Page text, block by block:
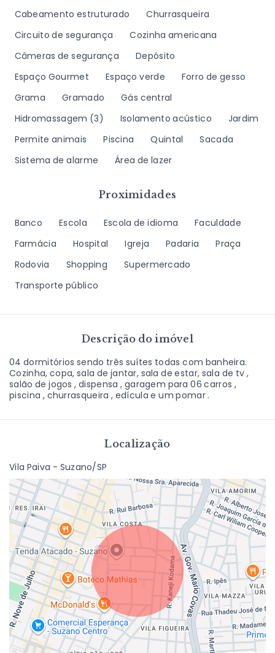
Cabeamento estruturado
Churrasqueira
Circuito de segurança
Cozinha americana
Câmeras de segurança
Depósito
Espaço Gourmet
Espaço verde
Forro de gesso
Grama
Gramado
Gás central
Hidromassagem (3) Isolamento acústico
Jardim
Permite animais
Piscina Quintal
Sacada
Sistema de alarme
Área de lazer
Proximidades
Banco Escola Escola de idioma
Faculdade
Farmácia
Hospital Igreja Padaria
Praça
Rodovia
Shopping
Supermercado
Transporte público
Descrição do imóvel
04 dormitórios sendo três suítes todas com banheira.
Cozinha, copa, sala de jantar, sala de estar, sala de tv ,
salão de jogos , dispensa , garagem para 06 carros ,
piscina , churrasqueira , edícula e um pomar .
Localização
Vila Paiva - Suzano/SP